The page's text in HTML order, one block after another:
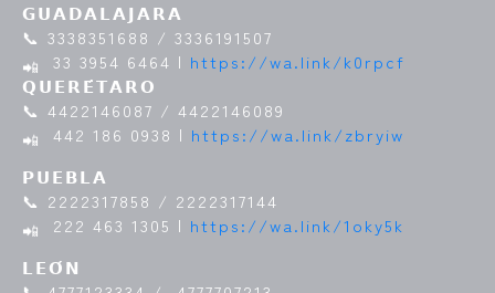
𝗚𝗨𝗔𝗗𝗔𝗟𝗔𝗝𝗔𝗥𝗔
📞 3338351688 / 3336191507
33 3954 6464 | https://wa.link/k0rpcf
𝗤𝗨𝗘𝗥𝗘́𝗧𝗔𝗥𝗢
📞 4422146087 / 4422146089
442 186 0938 | https://wa.link/zbryiw
𝗣𝗨𝗘𝗕𝗟𝗔
📞 2222317858 / 2222317144
222 463 1305 | https://wa.link/1oky5k
𝗟𝗘𝗢́𝗡